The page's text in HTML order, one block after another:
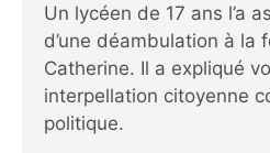
Un lycéen de 17 ans l’a
d’une déambulation à la
Catherine. Il a expliqué
interpellation citoyenne
politique.